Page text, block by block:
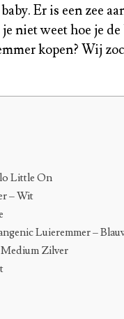
Er is een zee
niet weet hoe je
kopen? Wij
Little On
– Wit
Luieremmer –
Zilver